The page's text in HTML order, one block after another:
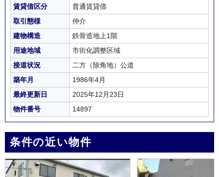
賃貸借区分
普通賃貸借
取引態様
仲介
建物構造
鉄骨造地上1階
用途地域
市街化調整区域
接道状況
二方（除角地）公道
築年月
1986年4月
最終更新日
2025年12月23日
物件番号
14897
条件の近い物件